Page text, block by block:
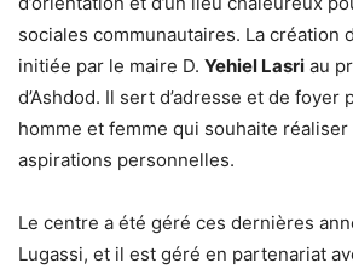
sociales communautaires. La création
initiée par le maire D. Yehiel Lasri au
d’Ashdod. Il sert d’adresse et de foyer
homme et femme qui souhaite
aspirations personnelles.
Le centre a été géré ces dernières
Lugassi, et il est géré en partenariat